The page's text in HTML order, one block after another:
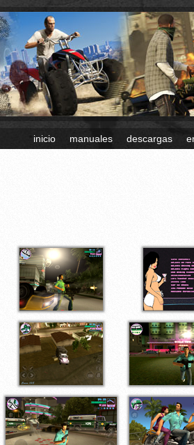
inicio manuales descargas